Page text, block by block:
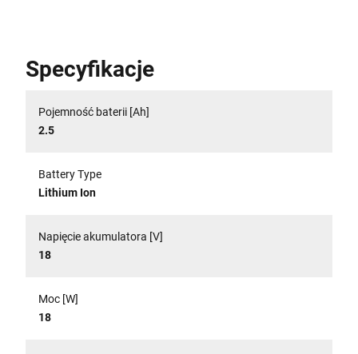
Specyfikacje
Pojemność baterii [Ah]
2.5
Battery Type
Lithium Ion
Napięcie akumulatora [V]
18
Moc [W]
18